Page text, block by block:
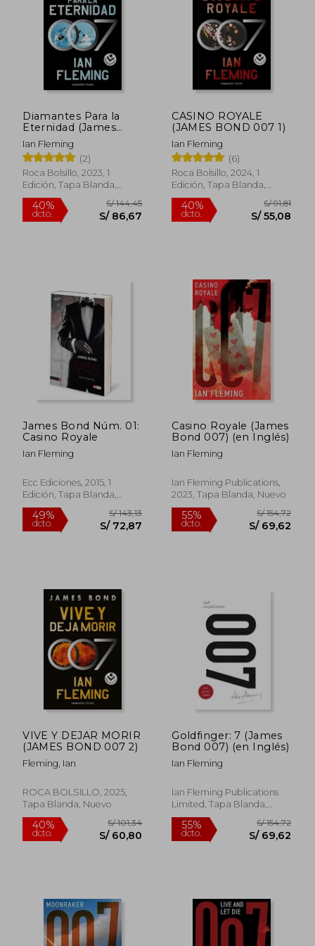
dcto.
20%
dcto.
Diamantes Para la
Eternidad (James
Bond 007 Libro 4)
Ian Fleming
(2)
Roca Bolsillo, 2023, 1
Edición, Tapa Blanda,
Nuevo
40% S/ 144,45
CASINO ROYALE
(JAMES BOND 007 1)
Ian Fleming
(6)
Roca Bolsillo, 2024, 1
Edición, Tapa Blanda,
Nuevo
40%
James Bond Núm. 01:
Casino Royale
Ian Fleming
Ecc Ediciones, 2015, 1
Edición, Tapa Blanda,
Nuevo
49% S/ 143,13
Casino Royale (James
Bond 007) (en Inglés)
Ian Fleming
Ian Fleming Publications,
2023, Tapa Blanda, Nuevo
55% S/
VIVE Y DEJAR MORIR
(JAMES BOND 007 2)
Fleming, Ian
ROCA BOLSILLO, 2025,
Tapa Blanda, Nuevo
Goldfinger: 7 (James
Bond 007) (en Inglés)
Ian Fleming
Ian Fleming Publications
Limited, Tapa Blanda,
Nuevo